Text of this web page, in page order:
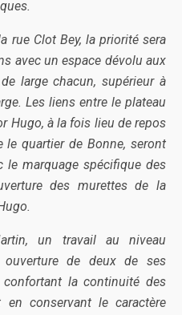
rue Clot Bey, la priorité sera
avec un espace dévolu aux
large chacun, supérieur à
Les liens entre le plateau
Hugo, à la fois lieu de repos
le quartier de Bonne, seront
le marquage spécifique des
des murettes de la
un travail au niveau
ouverture de deux de ses
la continuité des
conservant le caractère